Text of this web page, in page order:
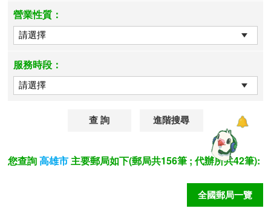
營業性質：
服務時段：
進階搜尋
您查詢高雄市 主要郵局如下(郵局共156筆 ; 代辦所共42筆):
全國郵局一覽